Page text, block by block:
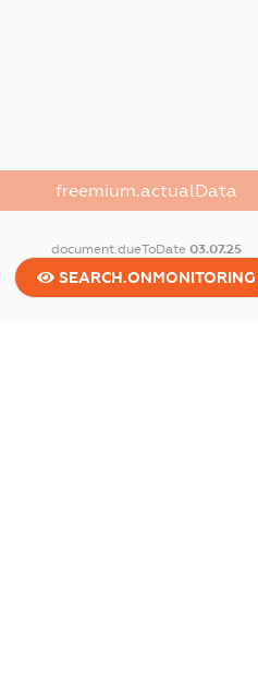
freemium.actualData
document.dueToDate 03.07.25
SEARCH.ONMONITORING